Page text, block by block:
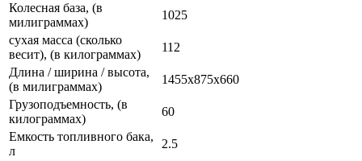
Колесная база, (в
милиграммах)
1025
сухая масса (сколько
весит), (в килограммах)
112
Длина / ширина / высота,
(в милиграммах)
1455х875х660
Грузоподъемность, (в
килограммах)
60
Емкость топливного бака,
л
2.5